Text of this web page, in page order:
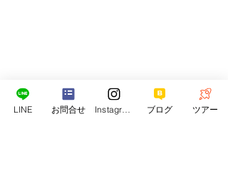
LINE お問合せ ブログ ツアー